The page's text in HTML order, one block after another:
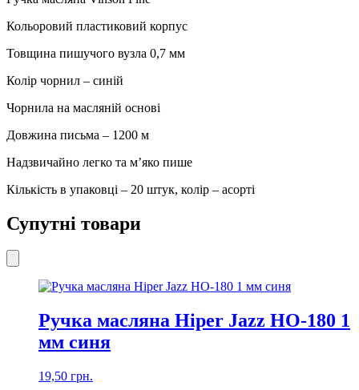
кількість
Кольоровий пластиковий корпус
Товщина пишучого вузла 0,7 мм
Колір чорнил – синій
Чорнила на масляній основі
Довжина письма – 1200 м
Надзвичайно легко та м’яко пише
Кількість в упаковці – 20 штук, колір – асорті
Супутні товари
Ручка масляна Hiper Jazz HO-180 1
мм синя
19,50 грн.